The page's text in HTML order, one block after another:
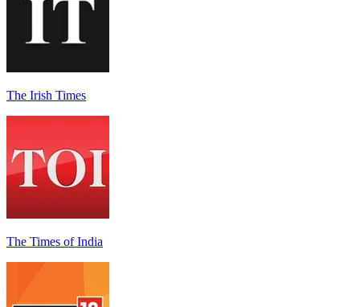
The Irish Times
The Times of India